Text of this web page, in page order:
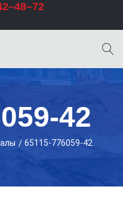
42
65115-776059-42